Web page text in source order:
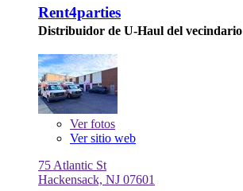
Rent4parties
Distribuidor de U-Haul del vecindario
Verfotos
Ver sitio web
75 Atlantic St
Hackensack, NJ 07601